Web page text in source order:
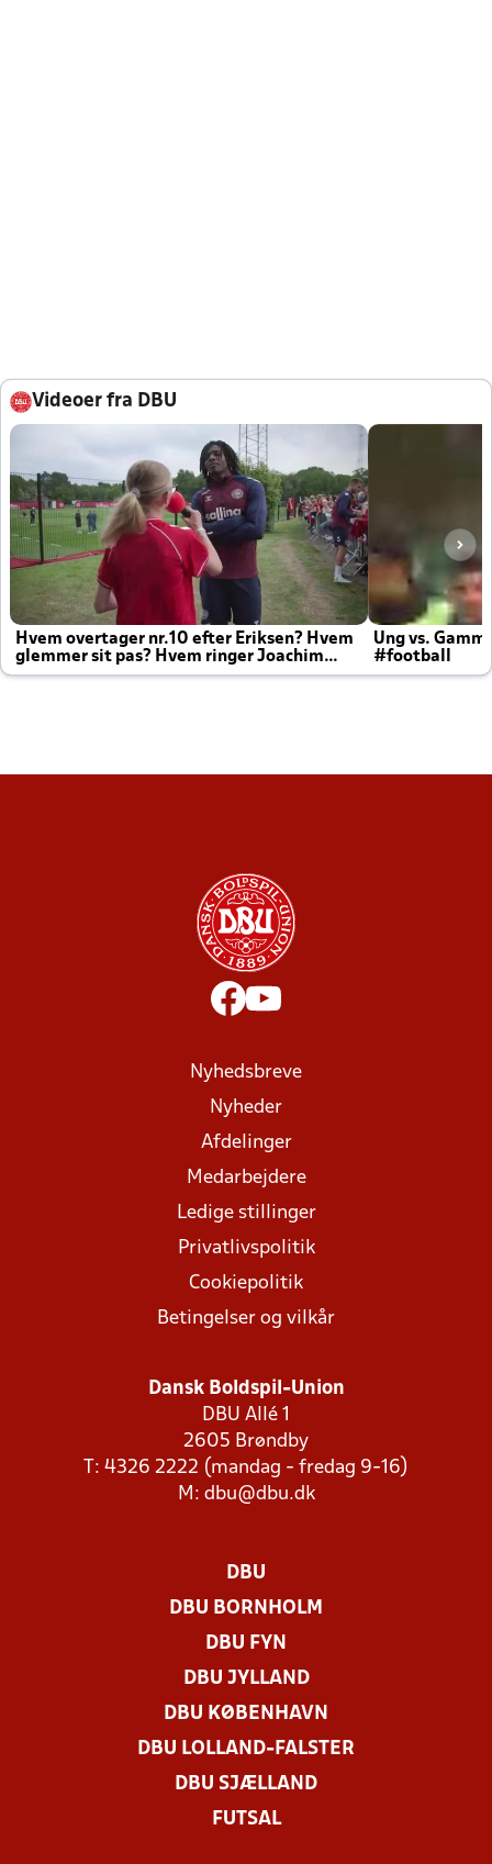
Videoer fra DBU
Hvem overtager nr.10 efter Eriksen? Hvem
glemmer sit pas? Hvem ringer Joachim
altid til efter kampe?
Ung vs.
#football
Nyhedsbreve
Nyheder
Afdelinger
Medarbejdere
Ledige stillinger
Privatlivspolitik
Cookiepolitik
Betingelser og vilkår
Dansk Boldspil-Union
DBU Allé 1
2605 Brøndby
T: 4326 2222 (mandag - fredag 9-16)
M: dbu@dbu.dk
DBU
DBU BORNHOLM
DBU FYN
DBU JYLLAND
DBU KØBENHAVN
DBU LOLLAND-FALSTER
DBU SJÆLLAND
FUTSAL